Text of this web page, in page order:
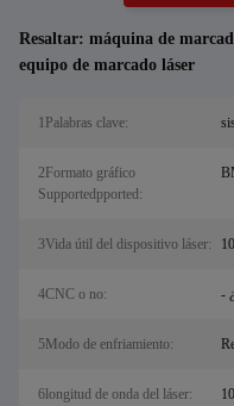
Resaltar: máquina de
equipo de marcado láser
1Palabras clave:
2Formato gráfico
Supportedpported:
3Vida útil del dispositivo láser:
4CNC o no: -
5Modo de enfriamiento:
6longitud de onda del láser: